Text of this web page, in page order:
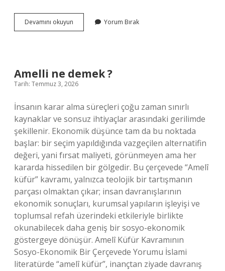
Devamını okuyun Keynesyen
Devrim
Yorum Bırak
Amelli ne demek ?
Tarih: Temmuz 3, 2026
İnsanın karar alma süreçleri çoğu zaman sınırlı
kaynaklar ve sonsuz ihtiyaçlar arasındaki gerilimde
şekillenir. Ekonomik düşünce tam da bu noktada
başlar: bir seçim yapıldığında vazgeçilen alternatifin
değeri, yani fırsat maliyeti, görünmeyen ama her
kararda hissedilen bir gölgedir. Bu çerçevede “Amelî
küfür” kavramı, yalnızca teolojik bir tartışmanın
parçası olmaktan çıkar; insan davranışlarının
ekonomik sonuçları, kurumsal yapıların işleyişi ve
toplumsal refah üzerindeki etkileriyle birlikte
okunabilecek daha geniş bir sosyo-ekonomik
göstergeye dönüşür. Amelî Küfür Kavramının
Sosyo-Ekonomik Bir Çerçevede Yorumu İslami
literatürde “amelî küfür”, inançtan ziyade davranış